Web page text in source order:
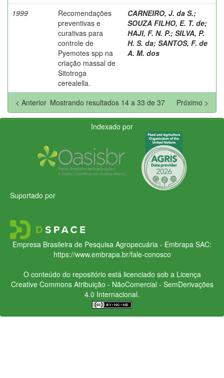
1999
Recomendações
preventivas e
curativas para
controle de
Pyemotes spp na
criação massal de
Sitotroga
cerealella.
CARNEIRO, J. da S.;
SOUZA FILHO, E. T. de;
HAJI, F. N. P.; SILVA, P.
H. S. da; SANTOS, F. de
A. M. dos
Mostrando resultados 14 a 33 de 37
< Anterior Próximo >
Indexado por
Suportado por
Empresa Brasileira de Pesquisa Agropecuária - Embrapa SAC:
https://www.embrapa.br/fale-conosco
O conteúdo do repositório está licenciado sob a Licença
Creative CommonsAtribuição - NãoComercial - SemDerivações
4.0 Internacional.